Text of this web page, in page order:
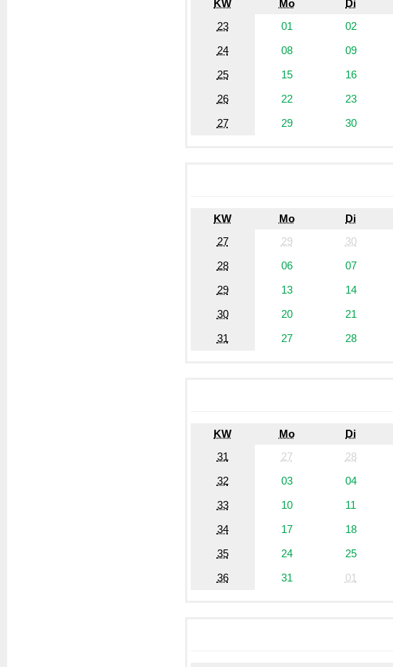
KW Mo Di
23
01 02
24
08 09
25
15 16
26
22 23
27
29 30
KW Mo Di
27
29 30
28
06 07
29
13 14
30
20 21
31
27 28
KW Mo Di
31
27 28
32
03 04
33
10 11
34
17 18
35
24 25
36
31 01